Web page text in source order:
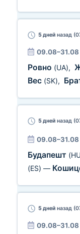
5 дней назад
09.08–31.08
Ровно (UA),
Вес (SK),
5 дней назад
09.08–31.08
Будапешт
(ES) —
5 дней назад
09.08–31.08